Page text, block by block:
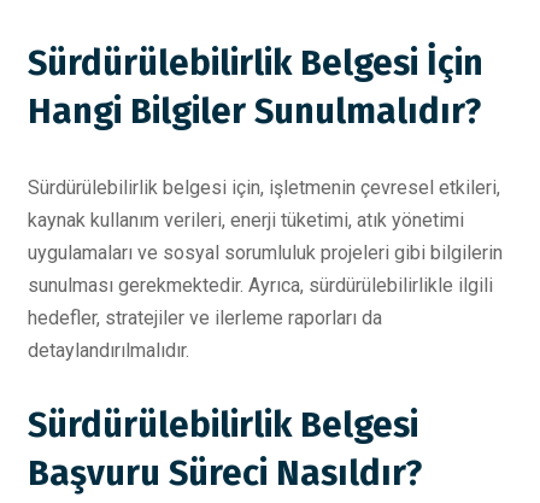
Sürdürülebilirlik Belgesi İçin
Hangi Bilgiler Sunulmalıdır?
Sürdürülebilirlik belgesi için, işletmenin çevresel etkileri,
kaynak kullanım verileri, enerji tüketimi, atık yönetimi
uygulamaları ve sosyal sorumluluk projeleri gibi bilgilerin
sunulması gerekmektedir. Ayrıca, sürdürülebilirlikle ilgili
hedefler, stratejiler ve ilerleme raporları da
detaylandırılmalıdır.
Sürdürülebilirlik Belgesi
Başvuru Süreci Nasıldır?